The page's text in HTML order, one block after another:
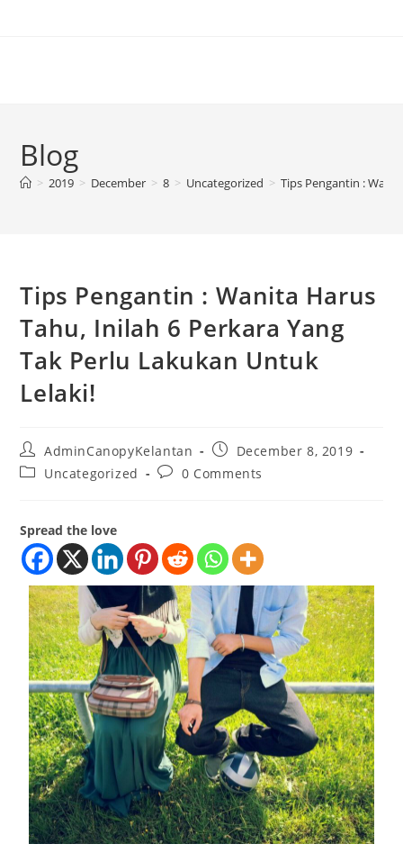
Blog
> 2019 > December > 8 > Uncategorized > Tips Pengantin :
Tips Pengantin : Wanita Harus
Tahu, Inilah 6 Perkara Yang
Tak Perlu Lakukan Untuk
Lelaki!
AdminCanopyKelantan
December 8, 2019
Uncategorized
0 Comments
Spread the love